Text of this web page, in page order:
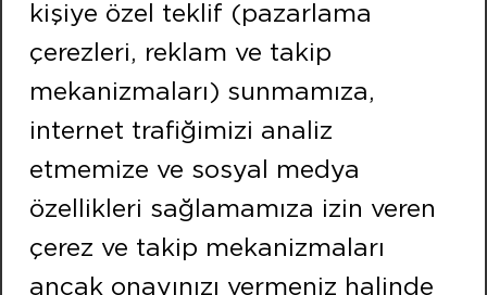
kişiye özel teklif (pazarlama
çerezleri, reklam ve takip
mekanizmaları) sunmamıza,
internet trafiğimizi analiz
etmemize ve sosyal medya
özellikleri sağlamamıza izin veren
çerez ve takip mekanizmaları
ancak onayınızı vermeniz halinde
Neighbourhood of Merkez Efnan Street No:9
Cekmekoy / ISTANBUL
Phone: +90 216 466 47 00
Fax: +90 216 466 21 20
Copyright © kontekenerji.com.tr All rights reserved.